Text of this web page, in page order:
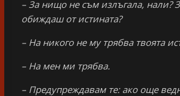
– За нищо не съм излъгала, нали?
обиждаш от истината?
– На никого не му трябва твоята
– На мен ми трябва.
– Предупреждавам те: ако още